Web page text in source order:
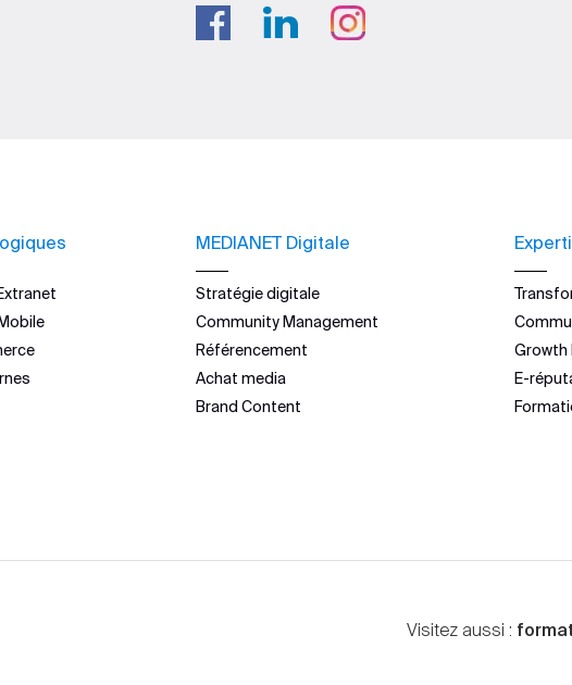
MEDIANET Digitale
Stratégie digitale
Community Management
Référencement
Achat media
Brand Content
Growth
E-
Visitez aussi :